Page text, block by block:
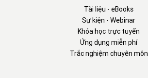
Tài liệu - eBooks
Sự kiện - Webinar
Khóa học trực tuyến
Ứng dụng miễn phí
Trắc nghiệm chuyên môn